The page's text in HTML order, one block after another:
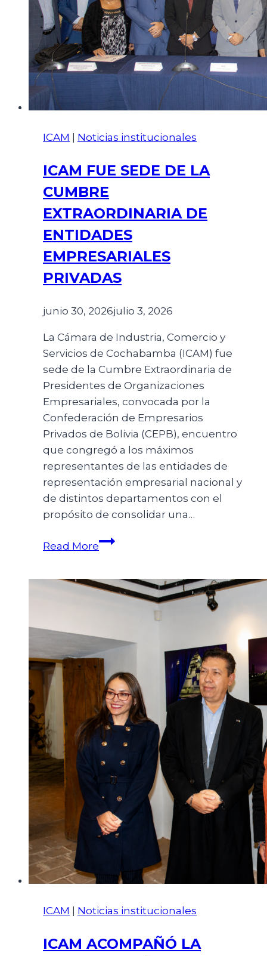
ICAM Noticias institucionales
ICAM FUE SEDE DE LA
CUMBRE
EXTRAORDINARIA DE
ENTIDADES
EMPRESARIALES
PRIVADAS
junio 30, 2026julio 3, 2026
La Cámara de Industria, Comercio y
Servicios de Cochabamba (ICAM) fue
sede de la Cumbre Extraordinaria de
Presidentes de Organizaciones
Empresariales, convocada por la
Confederación de Empresarios
Privados de Bolivia (CEPB), encuentro
que congregó a los máximos
representantes de las entidades de
representación empresarial nacional y
de distintos departamentos con el
propósito de consolidar una…
Read More
ICAM Noticias institucionales
ICAM ACOMPAÑÓ LA